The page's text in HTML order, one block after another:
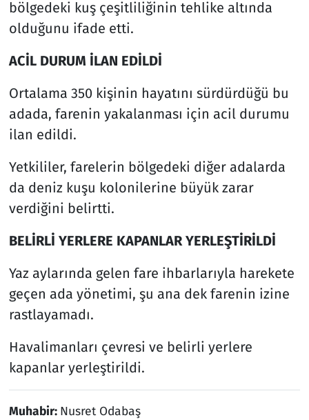
bölgedeki kuş çeşitliliğinin tehlike altında
olduğunu ifade etti.
ACİL DURUM İLAN EDİLDİ
Ortalama 350 kişinin hayatını sürdürdüğü bu
adada, farenin yakalanması için acil durumu
ilan edildi.
Yetkililer, farelerin bölgedeki diğer adalarda
da deniz kuşu kolonilerine büyük zarar
verdiğini belirtti.
BELİRLİ YERLERE KAPANLAR YERLEŞTİRİLDİ
Yaz aylarında gelen fare ihbarlarıyla harekete
geçen ada yönetimi, şu ana dek farenin izine
rastlayamadı.
Havalimanları çevresi ve belirli yerlere
kapanlar yerleştirildi.
Muhabir: Nusret Odabaş